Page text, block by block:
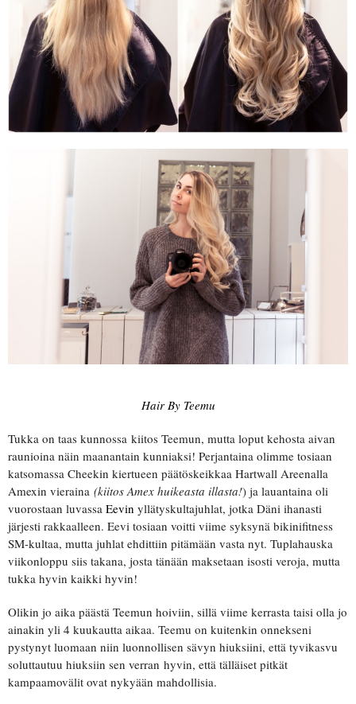
Hair By Teemu
Tukka on taas kunnossa kiitos Teemun, mutta loput kehosta aivan
raunioina näin maanantain kunniaksi! Perjantaina olimme tosiaan
katsomassa Cheekin kiertueen päätöskeikkaa Hartwall Areenalla
Amexin vieraina (kiitos Amex huikeasta illasta!) ja lauantaina oli
vuorostaan luvassa Eevin yllätyskultajuhlat, jotka Däni ihanasti
järjesti rakkaalleen. Eevi tosiaan voitti viime syksynä bikinifitness
SM-kultaa, mutta juhlat ehdittiin pitämään vasta nyt. Tuplahauska
viikonloppu siis takana, josta tänään maksetaan isosti veroja, mutta
tukka hyvin kaikki hyvin!
Olikin jo aika päästä Teemun hoiviin, sillä viime kerrasta taisi olla jo
ainakin yli 4 kuukautta aikaa. Teemu on kuitenkin onnekseni
pystynyt luomaan niin luonnollisen sävyn hiuksiini, että tyvikasvu
soluttautuu hiuksiin sen verran hyvin, että tälläiset pitkät
kampaamovälit ovat nykyään mahdollisia.